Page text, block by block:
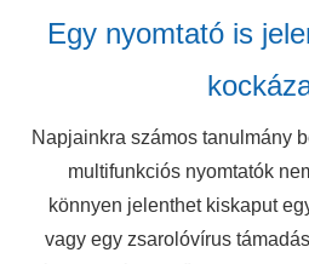
Egy nyomtató is
Napjainkra számos tanulmány
multifunkciós nyomtatók
könnyen jelenthet kiskaput
vagy egy zsarolóvírus